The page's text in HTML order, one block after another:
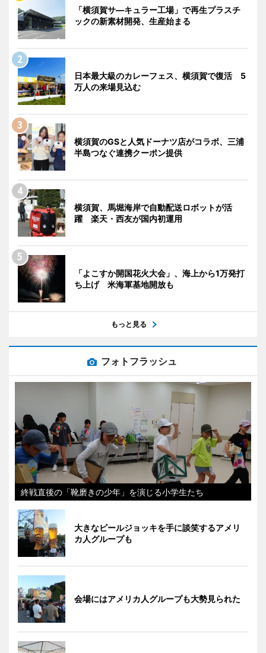
「横須賀サ―キュラー工場」で再生プラスチ
ックの新素材開発、生産始まる
日本最大級のカレーフェス、横須賀で復活 5
万人の来場見込む
横須賀のGSと人気ドーナツ店がコラボ、三浦
半島つなぐ連携クーポン提供
横須賀、馬堀海岸で自動配送ロボットが活
躍 楽天・西友が国内初運用
「よこすか開国花火大会」、海上から1万発打
ち上げ 米海軍基地開放も
もっと見る
フォトフラッシュ
終戦直後の「靴磨きの少年」を演じる小学生たち
大きなビールジョッキを手に談笑するアメリ
カ人グループも
会場にはアメリカ人グループも大勢見られた